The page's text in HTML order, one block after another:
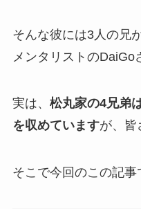
そんな彼には3人の兄
メンタリストのDaiGo
実は、 松丸家の4兄弟
を収めていますが、皆
そこで今回のこの記事